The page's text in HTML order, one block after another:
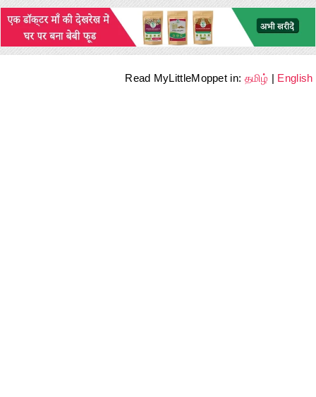
Read MyLittleMoppet in: தமிழ் | English